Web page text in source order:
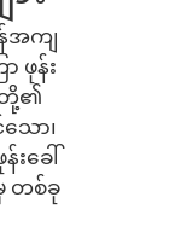
အကျ
ဖုန်း
တို့၏
ော၊
ခေါ်
တစ်ခု